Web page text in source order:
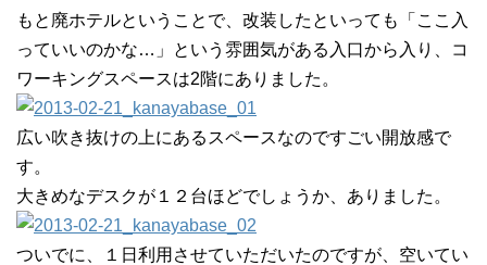
もと廃ホテルということで、改装したといっても「ここ入
っていいのかな…」という雰囲気がある入口から入り、コ
ワーキングスペースは2階にありました。
広い吹き抜けの上にあるスペースなのですごい開放感で
す。
大きめなデスクが１２台ほどでしょうか、ありました。
ついでに、１日利用させていただいたのですが、空いてい